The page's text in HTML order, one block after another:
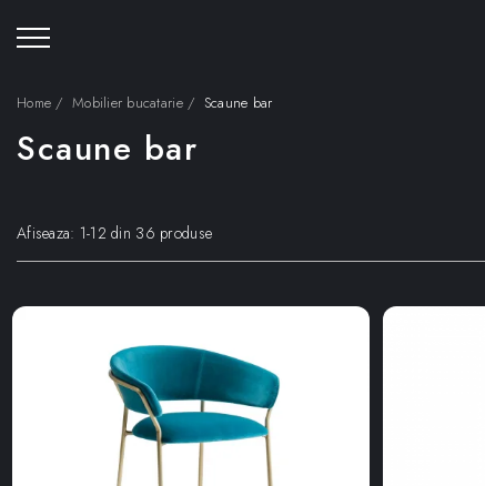
Home / Mobilier bucatarie / Scaune bar
Scaune bar
Afiseaza: 1-12 din 36 produse